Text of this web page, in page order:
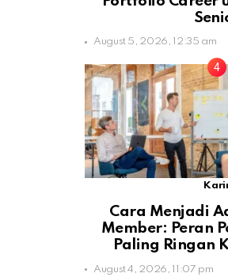
August 5, 2026, 12:35 am
Cara Menjadi
Member: Peran
Paling Ringan
August 4, 2026, 11:07 pm